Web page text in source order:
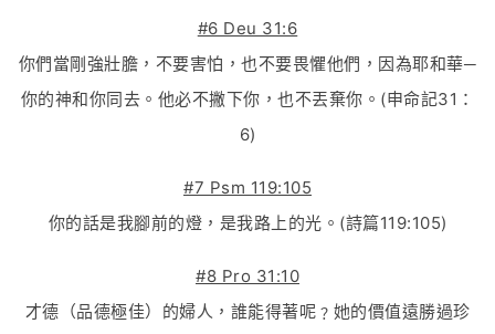
#6 Deu 31:6
你們當剛強壯膽，不要害怕，也不要畏懼他們，因為耶和華─
你的神和你同去。他必不撇下你，也不丟棄你。(申命記31：
6)
#7 Psm 119:105
你的話是我腳前的燈，是我路上的光。(詩篇119:105)
#8 Pro 31:10
才德（品德極佳）的婦人，誰能得著呢﹖她的價值遠勝過珍